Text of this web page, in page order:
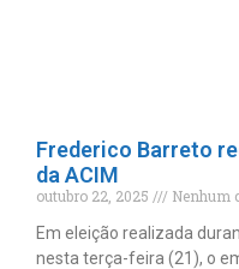
Frederico Barreto
da ACIM
outubro 22, 2025
Nenhum
Em eleição realizada
nesta terça-feira (21), o